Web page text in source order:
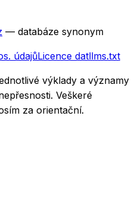
— databáze synonym
údajůLicence datllms.txt
výklady a významy
Veškeré
za orientační.